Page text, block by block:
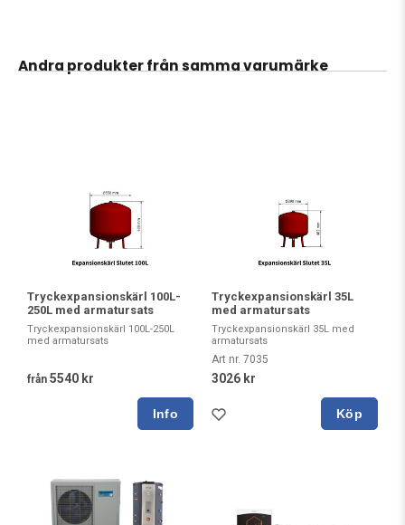
Andra produkter från samma varumärke
Tryckexpansionskärl 100L-
250L med armatursats
Tryckexpansionskärl 100L-250L
med armatursats
från 5540 kr
Tryckexpansionskärl 35L
med armatursats
Tryckexpansionskärl 35L med
armatursats
Art nr. 7035
3026 kr
Köp